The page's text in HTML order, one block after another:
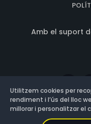
Amb el suport
Utilitzem cookies per
rendiment i l’ús del lloc
millorar i personalitzar el